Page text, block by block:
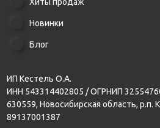
Новинки
Блог
ИП Кестель О.А.
ИНН 543314402805 / ОГРНИП
630559, Новосибирская область, р.п.
89137001387